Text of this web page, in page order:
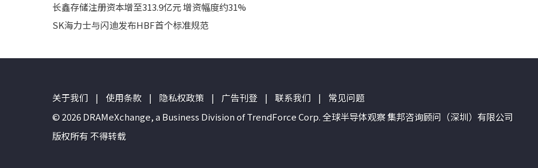
长鑫存储注册资本增至313.9亿元 增资幅度约31%
SK海力士与闪迪发布HBF首个标准规范
关于我们 | 使用条款 | 隐私权政策 | 广告刊登 | 联系我们 |
常见问题
© 2026 DRAMeXchange, a Business Division of TrendForce Corp. 全球半导体观察 集邦咨询顾问（深圳）有限公司
版权所有 不得转载